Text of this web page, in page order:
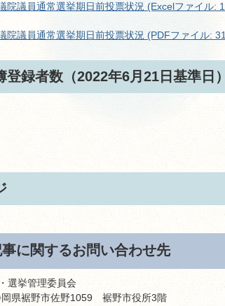
院議員通常選挙期日前投票状況 (Excelファイル:
院議員通常選挙期日前投票状況 (PDFファイル:
登録者数（2022年6月21日基準日）
に関するお問い合わせ先
選挙管理委員会
県裾野市佐野1059 裾野市役所3階